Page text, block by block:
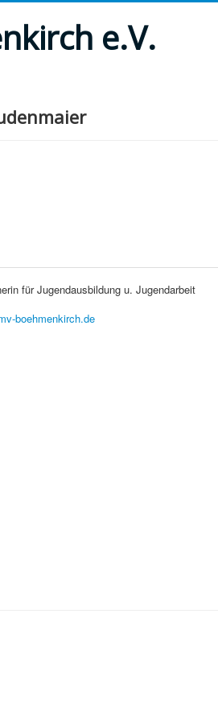
e.V.
für Jugendausbildung u. Jugendarbeit
boehmenkirch.de